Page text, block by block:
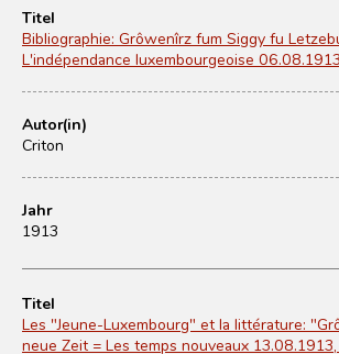
Titel
Bibliographie: Grôwenîrz fum Siggy fu
L'indépendance luxembourgeoise
Autor(in)
Criton
Jahr
1913
Titel
Les "Jeune-Luxembourg" et Ia littérature:
neue Zeit = Les temps nouveaux